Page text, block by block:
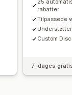
25
rabatter
Tilpassede
Custom
7-dages